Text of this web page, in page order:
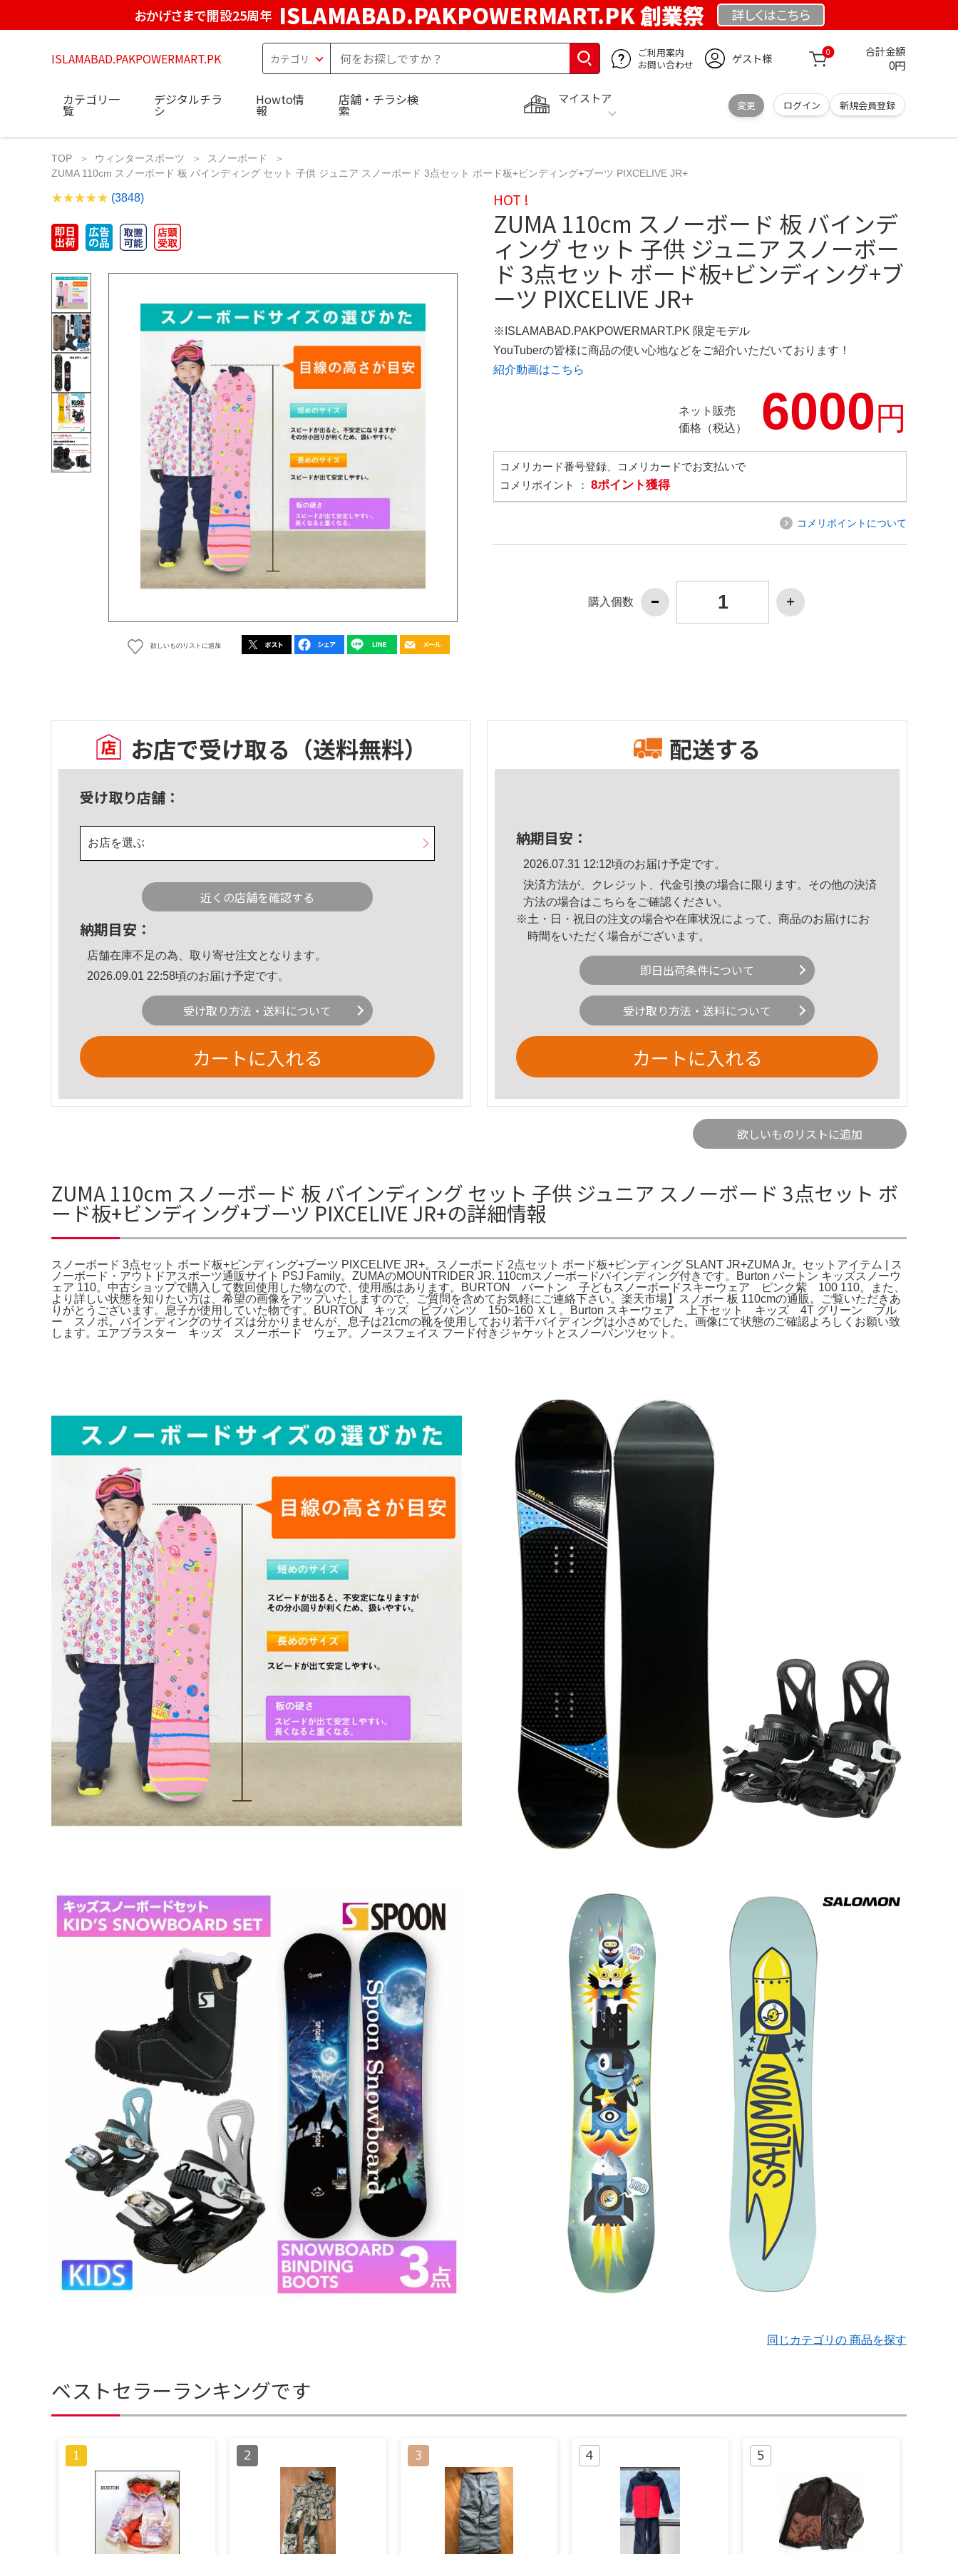
おかげさまで開設25周年 ISLAMABAD.PAKPOWERMART.PK 創業祭 詳しくはこちら
ISLAMABAD.PAKPOWERMART.PK
ご利用案内
お問い合わせ
ゲスト様 0 合計金額
0円
マイストア
変更 ログイン 新規会員登録
カテゴリ一
覧
デジタルチラ
シ
Howto情
報
店舗・チラシ検
索
TOP ウィンタースポーツ
スノーボード
ZUMA 110cm スノーボード 板 バインディング セット 子供 ジュニア スノーボード 3点セット ボード板+ビンディング+ブーツ PIXCELIVE JR+
(3848)
欲しいものリストに追加
HOT !
ZUMA 110cm スノーボード 板 バインデ
ィング セット 子供 ジュニア スノーボー
ド 3点セット ボード板+ビンディング+ブ
ーツ PIXCELIVE JR+
※ISLAMABAD.PAKPOWERMART.PK 限定モデル
YouTuberの皆様に商品の使い心地などをご紹介いただいております！
紹介動画はこちら
ネット販売
価格（税込）
6000円
コメリカード番号登録、コメリカードでお支払いで
コメリポイント ： 8ポイント獲得
コメリポイントについて
購入個数
お店で受け取る （送料無料）
受け取り店舗：
お店を選ぶ
近くの店舗を確認する
納期目安：
店舗在庫不足の為、取り寄せ注文となります。
2026.09.01 22:58頃のお届け予定です。
受け取り方法・送料について
カートに入れる
配送する
納期目安：
2026.07.31 12:12頃のお届け予定です。
決済方法が、クレジット、代金引換の場合に限ります。その他の決済
方法の場合はこちら をご確認ください。
※土・日・祝日の注文の場合や在庫状況によって、商品のお届けにお
時間をいただく場合がございます。
即日出荷条件について
受け取り方法・送料について
カートに入れる
欲しいものリストに追加
ZUMA 110cm スノーボード 板 バインディング セット 子供 ジュニア スノーボード 3点セット ボ
ード板+ビンディング+ブーツ PIXCELIVE JR+の詳細情報
スノーボード 3点セット ボード板+ビンディング+ブーツ PIXCELIVE JR+。スノーボード 2点セット ボード板+ビンディング SLANT JR+ZUMA Jr。セットアイテム | ス
ノーボード・アウトドアスポーツ通販サイト PSJ Family。ZUMAのMOUNTRIDER JR. 110cmスノーボードバインディング付きです。Burton バートン キッズスノーウ
ェア 110。中古ショップで購入して数回使用した物なので、使用感はあります。BURTON バートン 子どもスノーボードスキーウェア ピンク紫 100 110。また、
より詳しい状態を知りたい方は、希望の画像をアップいたしますので、ご質問を含めてお気軽にご連絡下さい。楽天市場】スノボー 板 110cmの通販。ご覧いただきあ
りがとうございます。息子が使用していた物です。BURTON キッズ ビブパンツ 150~160 ＸＬ。Burton スキーウェア 上下セット キッズ 4T グリーン ブル
ー スノボ。バインディングのサイズは分かりませんが、息子は21cmの靴を使用しており若干バイディングは小さめでした。画像にて状態のご確認よろしくお願い致
します。エアブラスター キッズ スノーボード ウェア。ノースフェイス フード付きジャケットとスノーパンツセット。
同じカテゴリの 商品を探す
ベストセラーランキングです